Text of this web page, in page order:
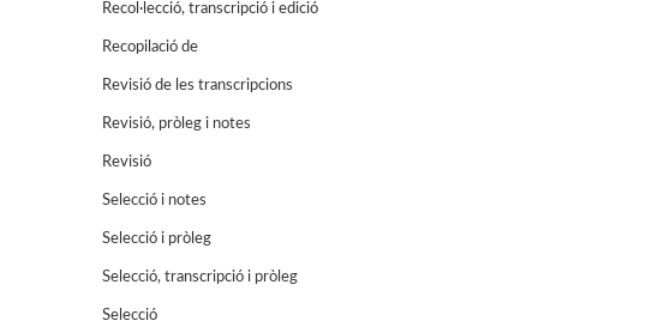
Recol·lecció, transcripció i edició
Recopilació de
Revisió de les transcripcions
Revisió, pròleg i notes
Revisió
Selecció i notes
Selecció i pròleg
Selecció, transcripció i pròleg
Selecció